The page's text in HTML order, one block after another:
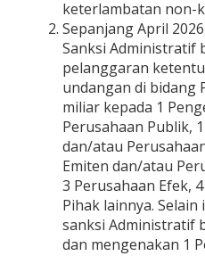
keterlambatan non-
Sepanjang April
Sanksi Administratif
pelanggaran
undangan di bidang
miliar kepada 1
Perusahaan Publik,
dan/atau
Emiten dan/atau
3 Perusahaan Efek,
Pihak lainnya. Selain
sanksi Administratif
dan mengenakan 1